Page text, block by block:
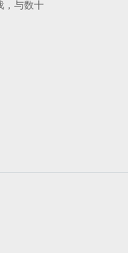
，与数十